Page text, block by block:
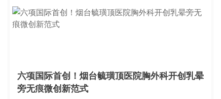
六项国际首创！烟台毓璜顶医院胸外科开创乳晕
旁无痕微创新范式